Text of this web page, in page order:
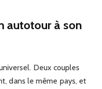
autotour à son
Deux couples
dans le même pays, et